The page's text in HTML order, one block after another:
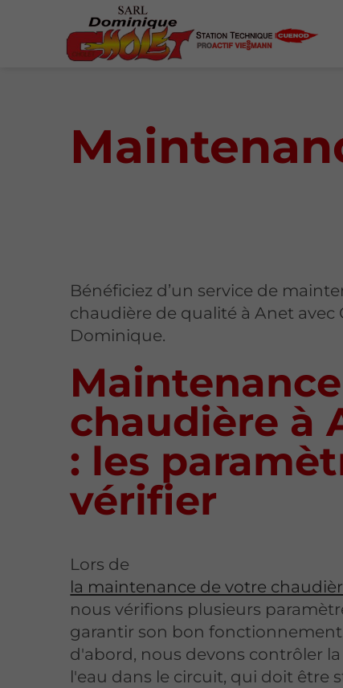
Bénéficiez d’un service de
chaudière de qualité à Anet avec
Dominique.
chaudière à
: les
vérifier
Lors de
la maintenance de votre
nous vérifions plusieurs
garantir son bon
d'abord, nous devons contrôler
l'eau dans le circuit, qui doit être